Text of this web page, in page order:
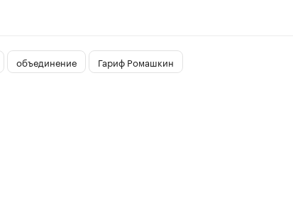
объединение Гариф Ромашкин